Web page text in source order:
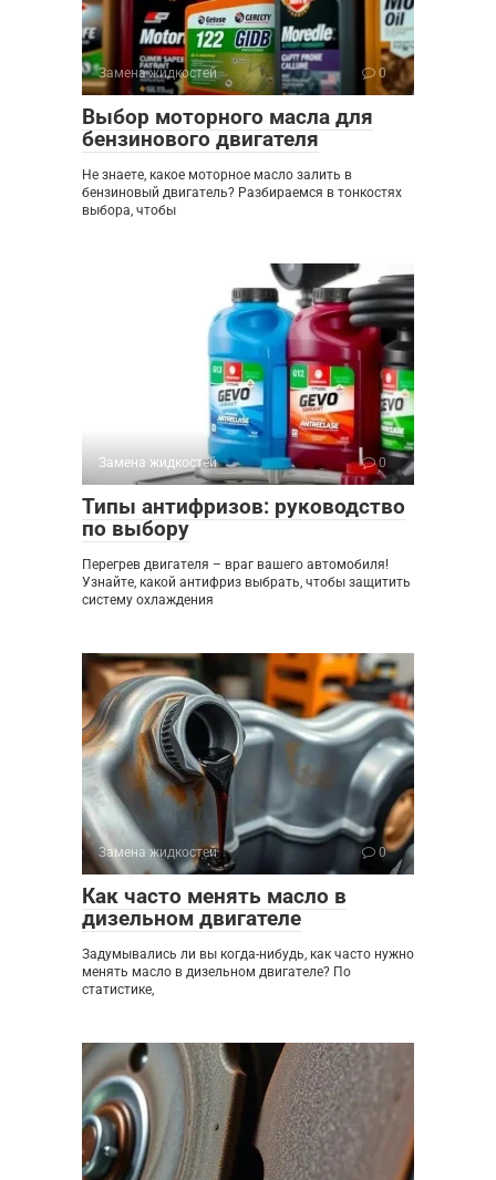
Замена жидкостей 0
Выбор моторного масла для
бензинового двигателя
Не знаете, какое моторное масло залить в
бензиновый двигатель? Разбираемся в тонкостях
выбора, чтобы
Замена жидкостей 0
Типы антифризов: руководство
по выбору
Перегрев двигателя – враг вашего автомобиля!
Узнайте, какой антифриз выбрать, чтобы защитить
систему охлаждения
Замена жидкостей 0
Как часто менять масло в
дизельном двигателе
Задумывались ли вы когда-нибудь, как часто нужно
менять масло в дизельном двигателе? По
статистике,